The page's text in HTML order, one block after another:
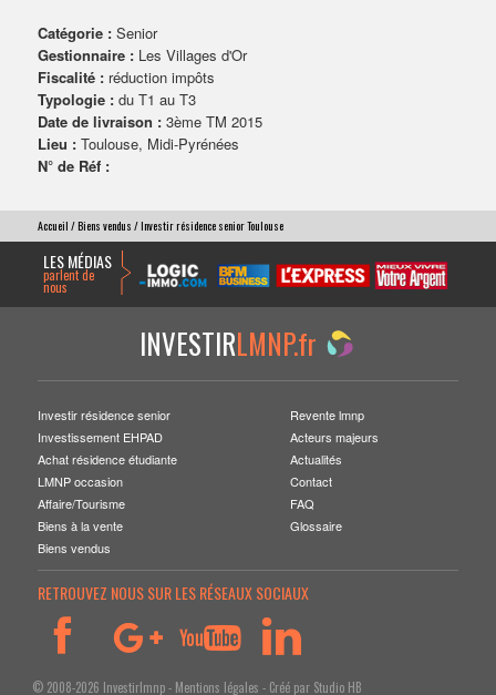
Catégorie :Senior
Gestionnaire :Les Villages d'Or
Fiscalité :réduction impôts
Typologie :du T1 au T3
Date de livraison :3ème TM 2015
Lieu :Toulouse, Midi-Pyrénées
N° de Réf :
Accueil /Biens vendus / Investir résidence senior Toulouse
LES MÉDIAS
parlent de
nous
INVESTIRLMNP.fr
Investir résidence senior
Investissement EHPAD
Achat résidence étudiante
LMNP occasion
Affaire/Tourisme
Biens à la vente
Biens vendus
Revente lmnp
Acteurs majeurs
Actualités
Contact
FAQ
Glossaire
RETROUVEZ NOUS SUR LES RÉSEAUX SOCIAUX
© 2008-2026 Investirlmnp - Mentions légales - Créé par Studio HB